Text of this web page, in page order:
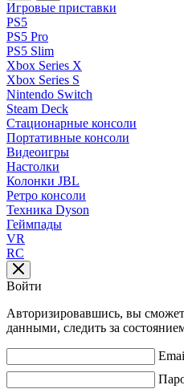
Игровые приставки
PS5
PS5 Pro
PS5 Slim
Xbox Series X
Xbox Series S
Nintendo Switch
Steam Deck
Стационарные консоли
Портативные консоли
Видеоигры
Настолки
Колонки JBL
Ретро консоли
Техника Dyson
Геймпады
VR
RC
Войти
Авторизировавшись, вы
данными, следить за